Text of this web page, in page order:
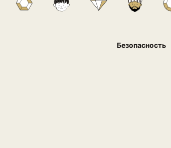
Безопасность